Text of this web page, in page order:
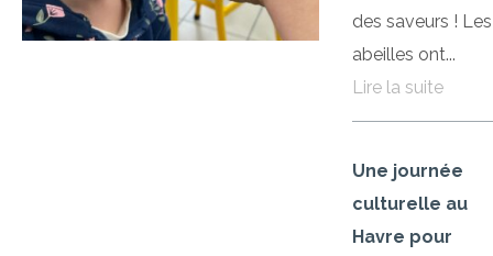
des saveurs ! Les
abeilles ont...
Lire la suite
Une journée
culturelle au
Havre pour